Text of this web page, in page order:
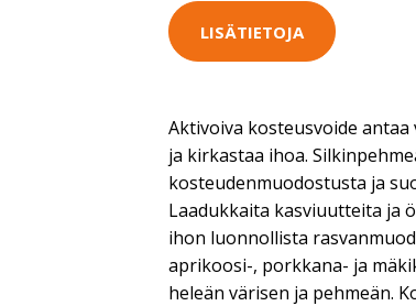
LISÄTIETOJA
Aktivoiva kosteusvoide
ja kirkastaa ihoa.
kosteudenmuodostusta ja
Laadukkaita kasviuutteita ja
ihon luonnollista
aprikoosi-, porkkana- ja
heleän värisen ja pehmeän.